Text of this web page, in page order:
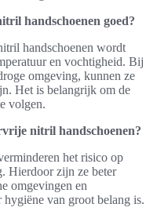
handschoenen goed?
handschoenen wordt
en vochtigheid. Bij
omgeving, kunnen ze
Het is belangrijk om de
volgen.
nitril handschoenen?
het risico op
Hierdoor zijn ze beter
omgevingen en
van groot belang is.